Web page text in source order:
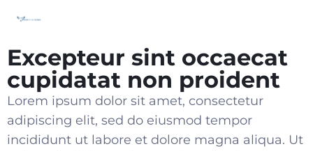
Excepteur sint occaecat
cupidatat non proident
Lorem ipsum dolor sit amet, consectetur
adipiscing elit, sed do eiusmod tempor
incididunt ut labore et dolore magna aliqua. Ut